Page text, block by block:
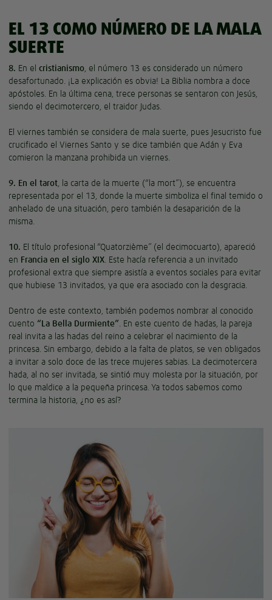
EL 13 COMO NÚMERO DE LA MALA
SUERTE
8. En el cristianismo, el número 13 es considerado un número
desafortunado. ¡La explicación es obvia! La Biblia nombra a doce
apóstoles. En la última cena, trece personas se sentaron con Jesús,
siendo el decimotercero, el traidor Judas.
El viernes también se considera de mala suerte, pues Jesucristo fue
crucificado el Viernes Santo y se dice también que Adán y Eva
comieron la manzana prohibida un viernes.
9. En el tarot, la carta de la muerte (“la mort”), se encuentra
representada por el 13, donde la muerte simboliza el final temido o
anhelado de una situación, pero también la desaparición de la
misma.
10. El título profesional “Quatorzième” (el decimocuarto), apareció
en Francia en el siglo XIX. Este hacía referencia a un invitado
profesional extra que siempre asistía a eventos sociales para evitar
que hubiese 13 invitados, ya que era asociado con la desgracia.
Dentro de este contexto, también podemos nombrar al conocido
cuento “La Bella Durmiente”. En este cuento de hadas, la pareja
real invita a las hadas del reino a celebrar el nacimiento de la
princesa. Sin embargo, debido a la falta de platos, se ven obligados
a invitar a solo doce de las trece mujeres sabias. La decimotercera
hada, al no ser invitada, se sintió muy molesta por la situación, por
lo que maldice a la pequeña princesa. Ya todos sabemos como
termina la historia, ¿no es así?